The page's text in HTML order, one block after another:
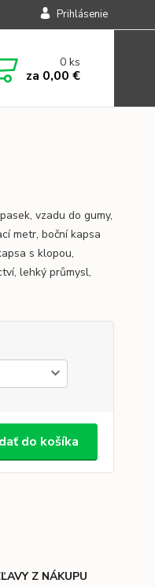
Prihlásenie
0ks
za 0,00 €
vzadu do gumy,
metr, boční kapsa
s klopou,
lehký průmysl,
do košíka
Z NÁKUPU